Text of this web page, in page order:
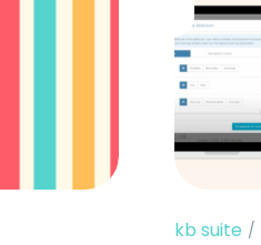
kb suite